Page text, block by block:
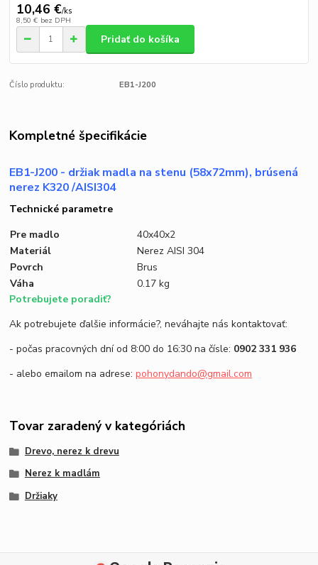
10,46 €/ks
8,50 € bez DPH
Pridať do košíka
Číslo produktu: EB1-J200
Kompletné špecifikácie
EB1-J200 - držiak madla na stenu (58x72mm), brúsená
nerez K320 /AISI304
Technické parametre
Pre madlo
40x40x2
Materiál
Nerez AISI 304
Povrch
Brus
Váha
0.17 kg
Potrebujete poradiť?
Ak potrebujete ďalšie informácie?, neváhajte nás kontaktovať:
- počas pracovných dní od 8:00 do 16:30 na čísle: 0902 331 936
- alebo emailom na adrese:pohonydando@gmail.com
Tovar zaradený v kategóriách
Drevo, nerez k drevu
Nerez k madlám
Držiaky